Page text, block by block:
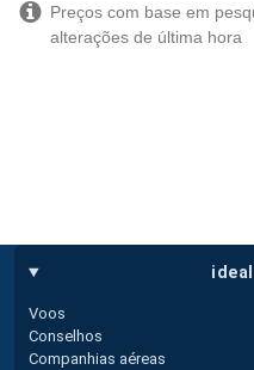
Preços com base em
alterações de última hora
Voos
Conselhos
Companhias aéreas